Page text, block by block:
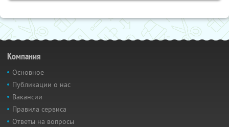
Компания
Основное
Публикации о нас
Вакансии
Правила сервиса
Ответы на вопросы